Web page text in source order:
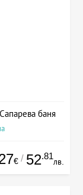
баня
€ / 52.81
лв.